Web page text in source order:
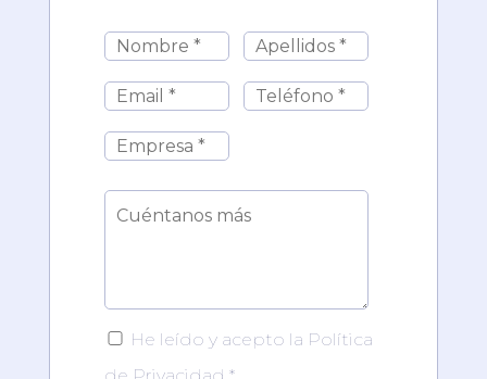
He leído y acepto la Política